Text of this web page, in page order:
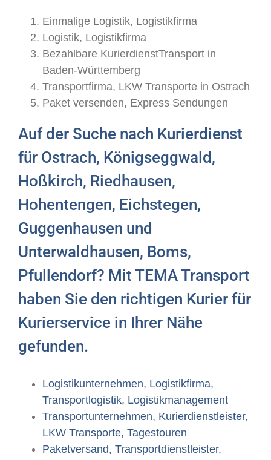
Einmalige Logistik, Logistikfirma
Logistik, Logistikfirma
Bezahlbare KurierdienstTransport in
Baden-Württemberg
Transportfirma, LKW Transporte in Ostrach
Paket versenden, Express Sendungen
Auf der Suche nach Kurierdienst
für Ostrach, Königseggwald,
Hoßkirch, Riedhausen,
Hohentengen, Eichstegen,
Guggenhausen und
Unterwaldhausen, Boms,
Pfullendorf? Mit TEMA Transport
haben Sie den richtigen Kurier für
Kurierservice in Ihrer Nähe
gefunden.
Logistikunternehmen, Logistikfirma,
Transportlogistik, Logistikmanagement
Transportunternehmen, Kurierdienstleister,
LKW Transporte, Tagestouren
Paketversand, Transportdienstleister,